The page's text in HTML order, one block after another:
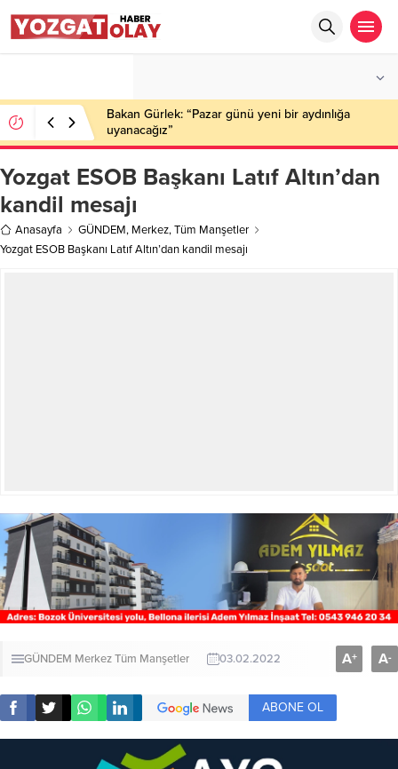
Bakan Gürlek: “Pazar günü yeni bir aydınlığa
uyanacağız”
Yozgat ESOB Başkanı Latıf Altın’dan
kandil mesajı
Anasayfa GÜNDEM, Merkez,Tüm Manşetler
Yozgat ESOB Başkanı Latıf Altın’dan kandil mesajı
GÜNDEM MerkezTüm Manşetler 03.02.2022 A+ A-
ABONE OL